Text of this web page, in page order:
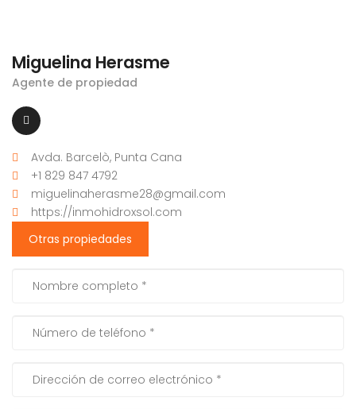
Miguelina Herasme
Agente de propiedad
Avda. Barcelò, Punta Cana
+1 829 847 4792
miguelinaherasme28@gmail.com
https://inmohidroxsol.com
Otras propiedades